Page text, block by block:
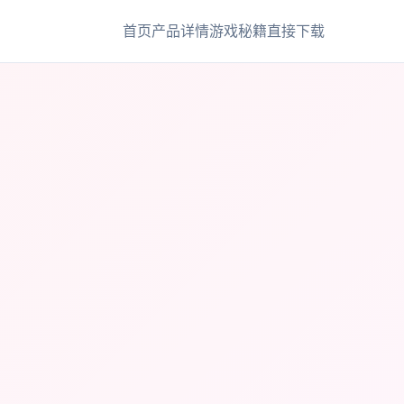
首页产品详情游戏秘籍直接下载